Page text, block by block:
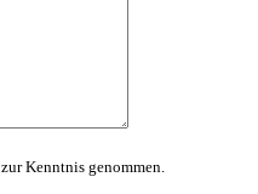
zur Kenntnis genommen.